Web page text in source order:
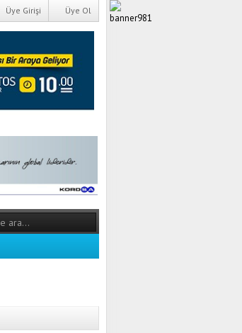
Üye Ol
Üye Girişi